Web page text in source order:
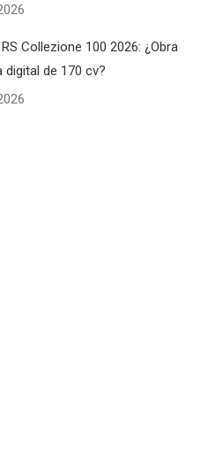
Collezione 100 2026: ¿Obra
de 170 cv?